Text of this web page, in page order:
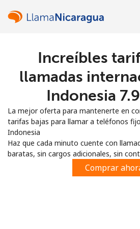
Regístrate con
o
Increíbles
llamadas
Indonesia
La mejor oferta para mantenerte en
tarifas bajas para llamar a teléfonos
Indonesia
Haz que cada minuto cuente con
baratas, sin cargos adicionales, sin
Comprar